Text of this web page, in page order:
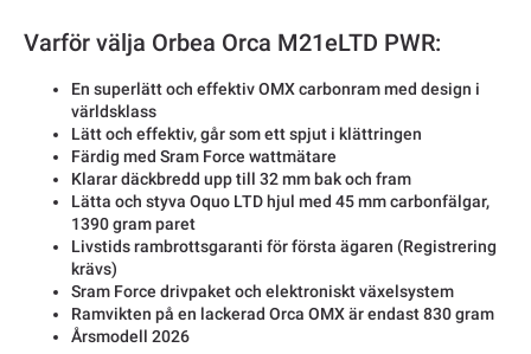
Varför välja Orbea Orca M21eLTD PWR:
En superlätt och effektiv OMX carbonram med design i
världsklass
Lätt och effektiv, går som ett spjut i klättringen
Färdig med Sram Force wattmätare
Klarar däckbredd upp till 32 mm bak och fram
Lätta och styva Oquo LTD hjul med 45 mm carbonfälgar,
1390 gram paret
Livstids rambrottsgaranti för första ägaren (Registrering
krävs)
Sram Force drivpaket och elektroniskt växelsystem
Ramvikten på en lackerad Orca OMX är endast 830 gram
Årsmodell 2026